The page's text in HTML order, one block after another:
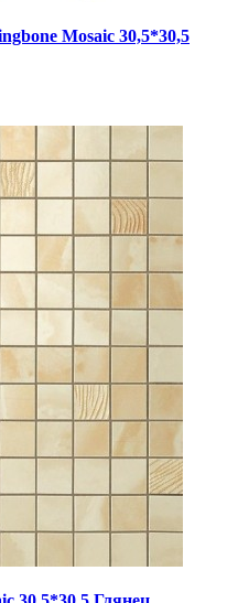
Mosaic 30,5*30,5